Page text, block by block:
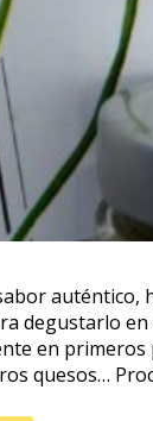
auténtico,
degustarlo
en primeros
quesos…